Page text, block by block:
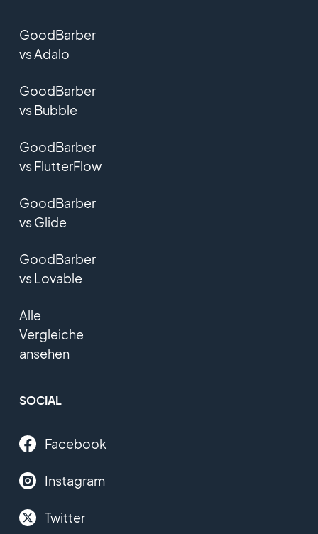
GoodBarber
vs Adalo
GoodBarber
vs Bubble
GoodBarber
vs FlutterFlow
GoodBarber
vs Glide
GoodBarber
vs Lovable
Alle
Vergleiche
ansehen
SOCIAL
Facebook
Instagram
Twitter